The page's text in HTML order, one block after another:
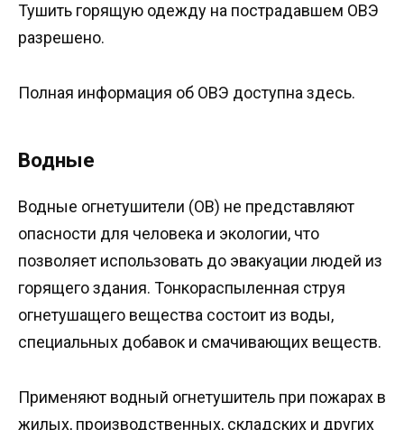
Тушить горящую одежду на пострадавшем ОВЭ
разрешено.
Полная информация об ОВЭ доступна здесь.
Водные
Водные огнетушители (ОВ) не представляют
опасности для человека и экологии, что
позволяет использовать до эвакуации людей из
горящего здания. Тонкораспыленная струя
огнетушащего вещества состоит из воды,
специальных добавок и смачивающих веществ.
Применяют водный огнетушитель при пожарах в
жилых, производственных, складских и других